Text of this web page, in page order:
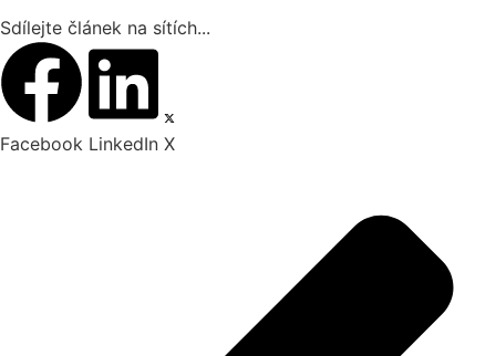
Sdílejte článek na sítích...
Facebook LinkedIn X